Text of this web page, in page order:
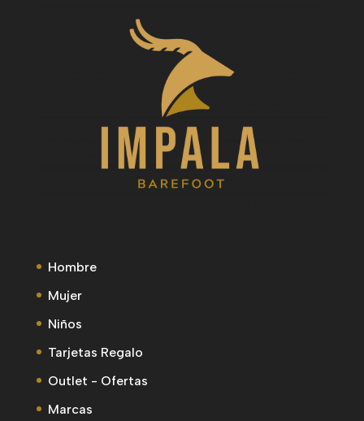
Hombre
Mujer
Niños
Tarjetas Regalo
Outlet - Ofertas
Marcas